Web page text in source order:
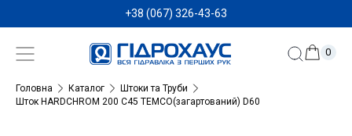
+38 (067) 326-43-63
0
Головна Каталог
Штоки та Труби
Шток HARDCHROM 200 C45 TEMCO(загартований) D60